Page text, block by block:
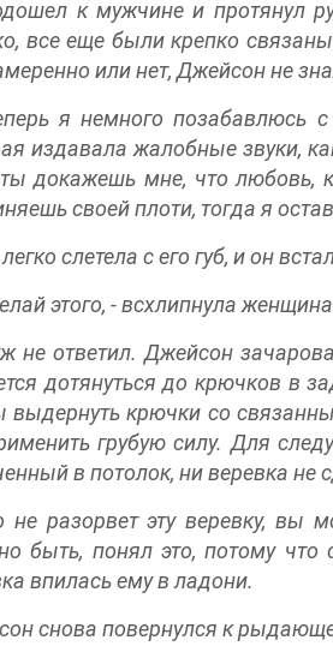
к мужчине и протянул
все еще были крепко
или нет, Джейсон не
я немного позабавлюсь
издавала жалобные звуки,
докажешь мне, что любовь,
своей плоти, тогда я
слетела с его губ, и он
этого, - всхлипнула
не ответил. Джейсон
дотянуться до крючков в
выдернуть крючки со
грубую силу. Для
в потолок, ни веревка не
не разорвет эту веревку, вы
быть, понял это, потому
впилась ему в ладони.
снова повернулся к